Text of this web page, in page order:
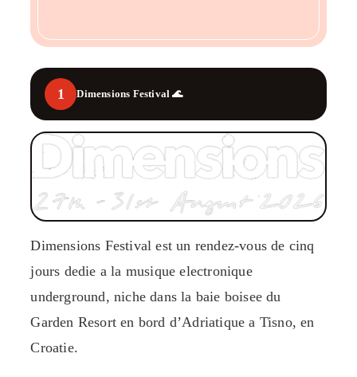
1 Dimensions Festival 🌊
Dimensions Festival est un rendez-vous de cinq
jours dedie a la musique electronique
underground, niche dans la baie boisee du
Garden Resort en bord d’Adriatique a Tisno, en
Croatie.